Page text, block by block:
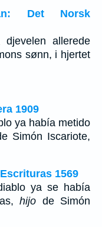
Det Norsk
allerede
sønn, i hjertet
1909
ya había metido
Simón Iscariote,
1569
ya se había
hijo de Simón